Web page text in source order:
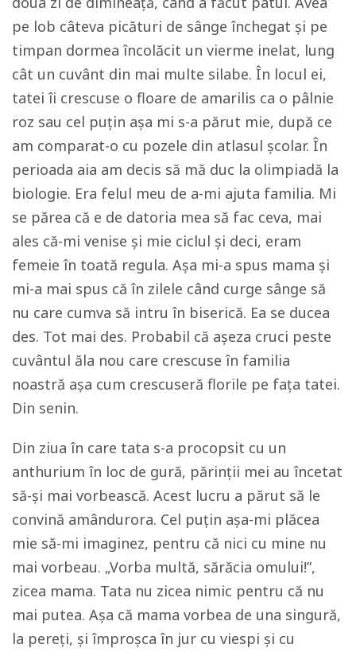
pe lob câteva picături de sânge închegat și pe
timpan dormea încolăcit un vierme inelat, lung
cât un cuvânt din mai multe silabe. În locul ei,
tatei îi crescuse o floare de amarilis ca o pâlnie
roz sau cel puțin așa mi s-a părut mie, după ce
am comparat-o cu pozele din atlasul școlar. În
perioada aia am decis să mă duc la olimpiadă la
biologie. Era felul meu de a-mi ajuta familia. Mi
se părea că e de datoria mea să fac ceva, mai
ales că-mi venise și mie ciclul și deci, eram
femeie în toată regula. Așa mi-a spus mama și
mi-a mai spus că în zilele când curge sânge să
nu care cumva să intru în biserică. Ea se ducea
des. Tot mai des. Probabil că așeza cruci peste
cuvântul ăla nou care crescuse în familia
noastră așa cum crescuseră florile pe fața tatei.
Din senin.
Din ziua în care tata s-a procopsit cu un
anthurium în loc de gură, părinții mei au încetat
să-și mai vorbească. Acest lucru a părut să le
convină amândurora. Cel puțin așa-mi plăcea
mie să-mi imaginez, pentru că nici cu mine nu
mai vorbeau. „Vorba multă, sărăcia omului!”,
zicea mama. Tata nu zicea nimic pentru că nu
mai putea. Așa că mama vorbea de una singură,
la pereți, și împroșca în jur cu viespi și cu